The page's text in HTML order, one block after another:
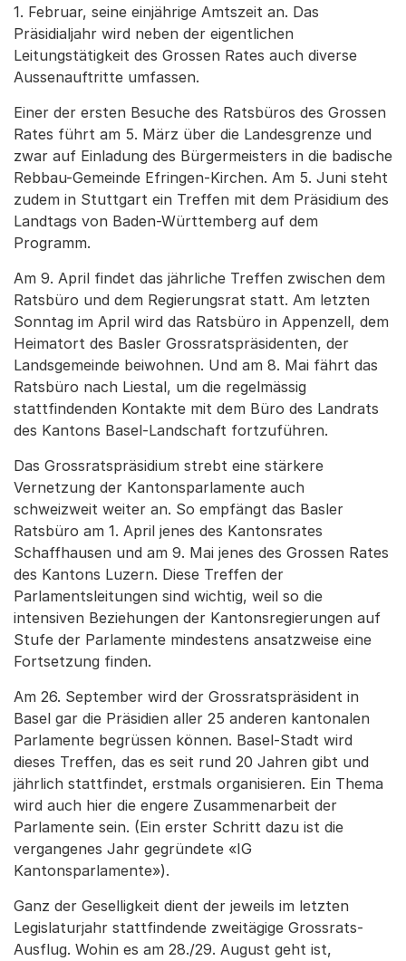
1. Februar, seine einjährige Amtszeit an. Das
Präsidialjahr wird neben der eigentlichen
Leitungstätigkeit des Grossen Rates auch diverse
Aussenauftritte umfassen.
Einer der ersten Besuche des Ratsbüros des Grossen
Rates führt am 5. März über die Landesgrenze und
zwar auf Einladung des Bürgermeisters in die badische
Rebbau-Gemeinde Efringen-Kirchen. Am 5. Juni steht
zudem in Stuttgart ein Treffen mit dem Präsidium des
Landtags von Baden-Württemberg auf dem
Programm.
Am 9. April findet das jährliche Treffen zwischen dem
Ratsbüro und dem Regierungsrat statt. Am letzten
Sonntag im April wird das Ratsbüro in Appenzell, dem
Heimatort des Basler Grossratspräsidenten, der
Landsgemeinde beiwohnen. Und am 8. Mai fährt das
Ratsbüro nach Liestal, um die regelmässig
stattfindenden Kontakte mit dem Büro des Landrats
des Kantons Basel-Landschaft fortzuführen.
Das Grossratspräsidium strebt eine stärkere
Vernetzung der Kantonsparlamente auch
schweizweit weiter an. So empfängt das Basler
Ratsbüro am 1. April jenes des Kantonsrates
Schaffhausen und am 9. Mai jenes des Grossen Rates
des Kantons Luzern. Diese Treffen der
Parlamentsleitungen sind wichtig, weil so die
intensiven Beziehungen der Kantonsregierungen auf
Stufe der Parlamente mindestens ansatzweise eine
Fortsetzung finden.
Am 26. September wird der Grossratspräsident in
Basel gar die Präsidien aller 25 anderen kantonalen
Parlamente begrüssen können. Basel-Stadt wird
dieses Treffen, das es seit rund 20 Jahren gibt und
jährlich stattfindet, erstmals organisieren. Ein Thema
wird auch hier die engere Zusammenarbeit der
Parlamente sein. (Ein erster Schritt dazu ist die
vergangenes Jahr gegründete «IG
Kantonsparlamente»).
Ganz der Geselligkeit dient der jeweils im letzten
Legislaturjahr stattfindende zweitägige Grossrats-
Ausflug. Wohin es am 28./29. August geht ist,